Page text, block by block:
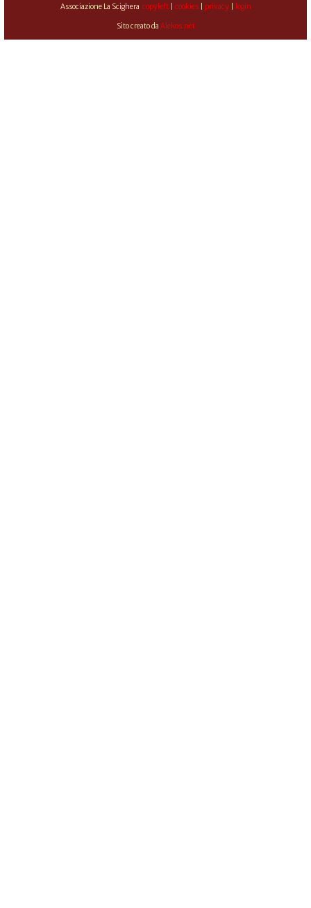
Associazione La Scighera copyleft| cookies| privacy| login
Sito creato da Alekos.net